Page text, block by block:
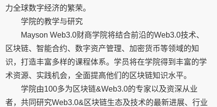
力全球数字经济的繁荣。
学院的教学与研究
Mayson Web3.0财商学院将结合前沿的Web3.0技术、
区块链、智能合约、数字资产管理、加密货币等领域的知
识，打造丰富多样的课程体系。学员将在学院得到丰富的学
术资源、实践机会，全面提高他们的区块链知识水平。
学院由100多为区块链&Web3.0的专家以及资深从业
者，共同研究Web3.0&区块链生态及技术的最新进展、行业